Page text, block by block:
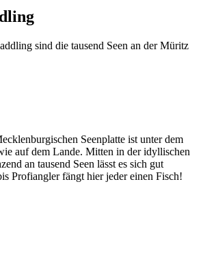
sind die tausend Seen an der Müritz
Seenplatte ist unter dem
auf dem Lande. Mitten in der idyllischen
an tausend Seen lässt es sich gut
Profiangler fängt hier jeder einen Fisch!